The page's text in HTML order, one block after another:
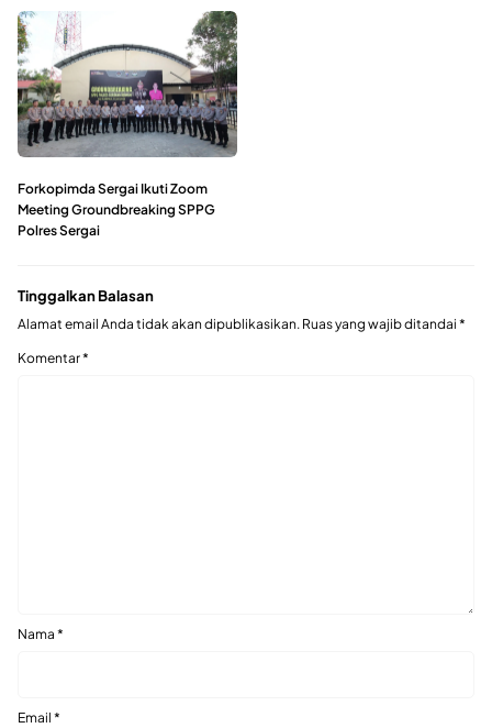
Forkopimda Sergai Ikuti Zoom
Meeting Groundbreaking SPPG
Polres Sergai
Tinggalkan Balasan
Alamat email Anda tidak akan dipublikasikan. Ruas yang wajib ditandai *
Komentar*
Nama *
Email *